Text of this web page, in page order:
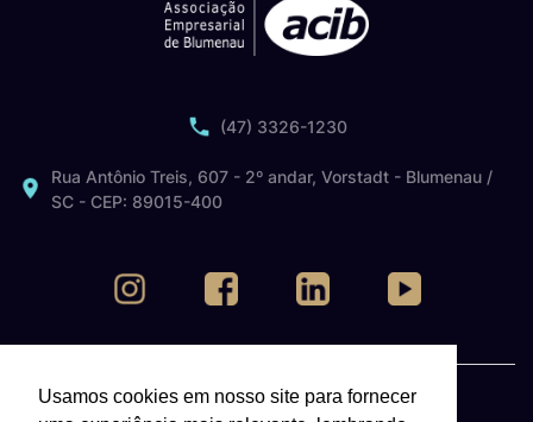
(47) 3326-1230
Rua Antônio Treis, 607 - 2º andar, Vorstadt - Blumenau /
SC - CEP: 89015-400
Usamos cookies em nosso site para fornecer